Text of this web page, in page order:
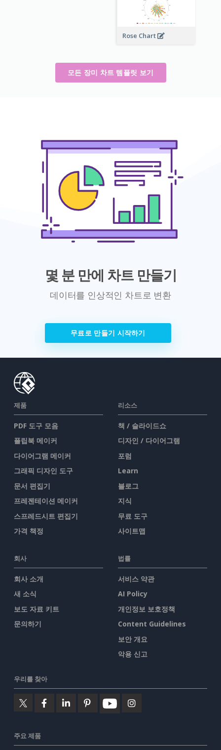
Rose Chart
모든 장미 차트 템플릿 보기
몇 분 만에 차트 만들기
데이터를 인상적인 차트로 변환
무료로 만들기 시작하기
제품
PDF 도구 모음
플립북 메이커
다이어그램 메이커
그래픽 디자인 도구
문서 편집기
프레젠테이션 메이커
스프레드시트 편집기
가격 책정
리소스
책 / 슬라이드쇼
디자인 / 다이어그램
포럼
Learn
블로그
지식
무료 도구
사이트맵
회사
회사 소개
새 소식
보도 자료 키트
문의하기
법률
서비스 약관
AI Policy
개인정보 보호정책
Content Guidelines
보안 개요
악용 신고
우리를 찾아
주요 제품